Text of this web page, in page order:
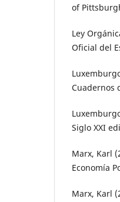
of
Ley
Oficial del
Cuadernos
Siglo XXI
Marx, Karl
Economía
Marx, Karl